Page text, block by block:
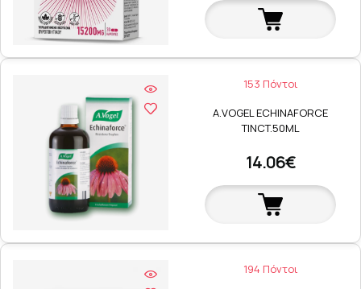
153 Πόντοι
A.VOGEL ECHINAFORCE
TINCT.50ML
14.06€
194 Πόντοι